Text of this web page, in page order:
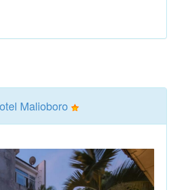
Malioboro